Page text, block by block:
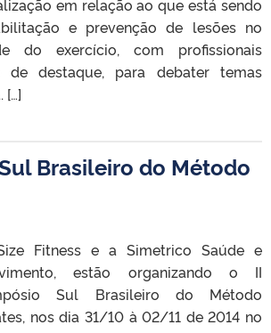
em relação ao que está sendo
e prevenção de lesões no
do exercício, com profissionais
de destaque, para debater temas
[…]
Brasileiro do Método
Fitness e a Simetrico Saúde e
estão organizando o II
Sul Brasileiro do Método
nos dia 31/10 à 02/11 de 2014 no